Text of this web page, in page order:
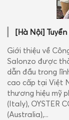
[Hà Nội]
Giới thiệu về
Salonzo được
dẫn đầu trong
cao cấp tại Việt
thương hiệu mỹ
(Italy), OYSTER
(Australia),...